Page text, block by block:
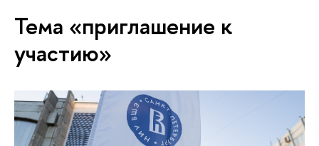
Тема «приглашение к
участию»